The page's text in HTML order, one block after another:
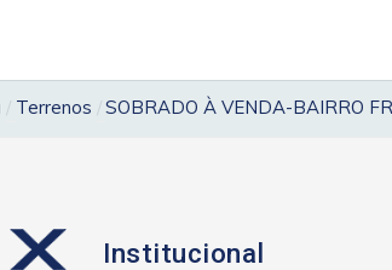
Terrenos SOBRADO À VENDA-BAIRRO
Institucional